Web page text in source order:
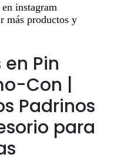
instagram
más productos y
en Pin
Con |
Padrinos
para